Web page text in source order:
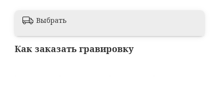
Выбрать
Как заказать гравировку